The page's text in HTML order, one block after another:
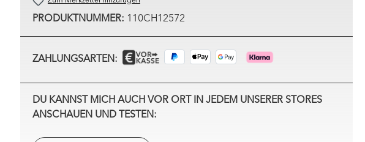
PRODUKTNUMMER: 110CH12572
ZAHLUNGSARTEN:
DU KANNST MICH AUCH VOR ORT IN JEDEM UNSERER STORES
ANSCHAUEN UND TESTEN: